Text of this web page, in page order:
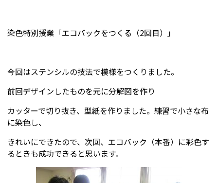
受験生の方へ 中学校の先生方へ
在校生の方へ 保護者の方へ
アクセス お問い合わせ
教員採用情報(PDF) 各種証明書
染色特別授業「エコバックをつくる（2回目）」
今回はステンシルの技法で模様をつくりました。
前回デザインしたものを元に分解図を作り
カッターで切り抜き、型紙を作りました。練習で小さな布
に染色し、
きれいにできたので、次回、エコバック（本番）に彩色す
るときも成功できると思います。